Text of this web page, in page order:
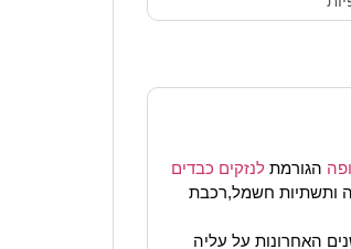
הגורמת לנזקים כבדים
ותשתיות חשמל,רכבת
האחרונות על עליה